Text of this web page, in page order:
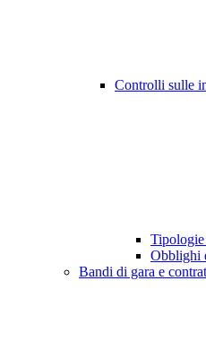
Controlli sulle
Obblighi
Bandi di gara e